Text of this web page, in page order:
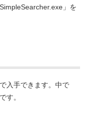
」を
入手できます。中で
す。